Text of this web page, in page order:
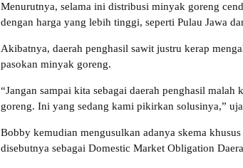
Menurutnya, selama ini distribusi minyak goreng
dengan harga yang lebih tinggi, seperti Pulau Jawa
Akibatnya, daerah penghasil sawit justru kerap
pasokan minyak goreng.
“Jangan sampai kita sebagai daerah penghasil malah
goreng. Ini yang sedang kami pikirkan solusinya,”
Bobby kemudian mengusulkan adanya skema
disebutnya sebagai Domestic Market Obligation